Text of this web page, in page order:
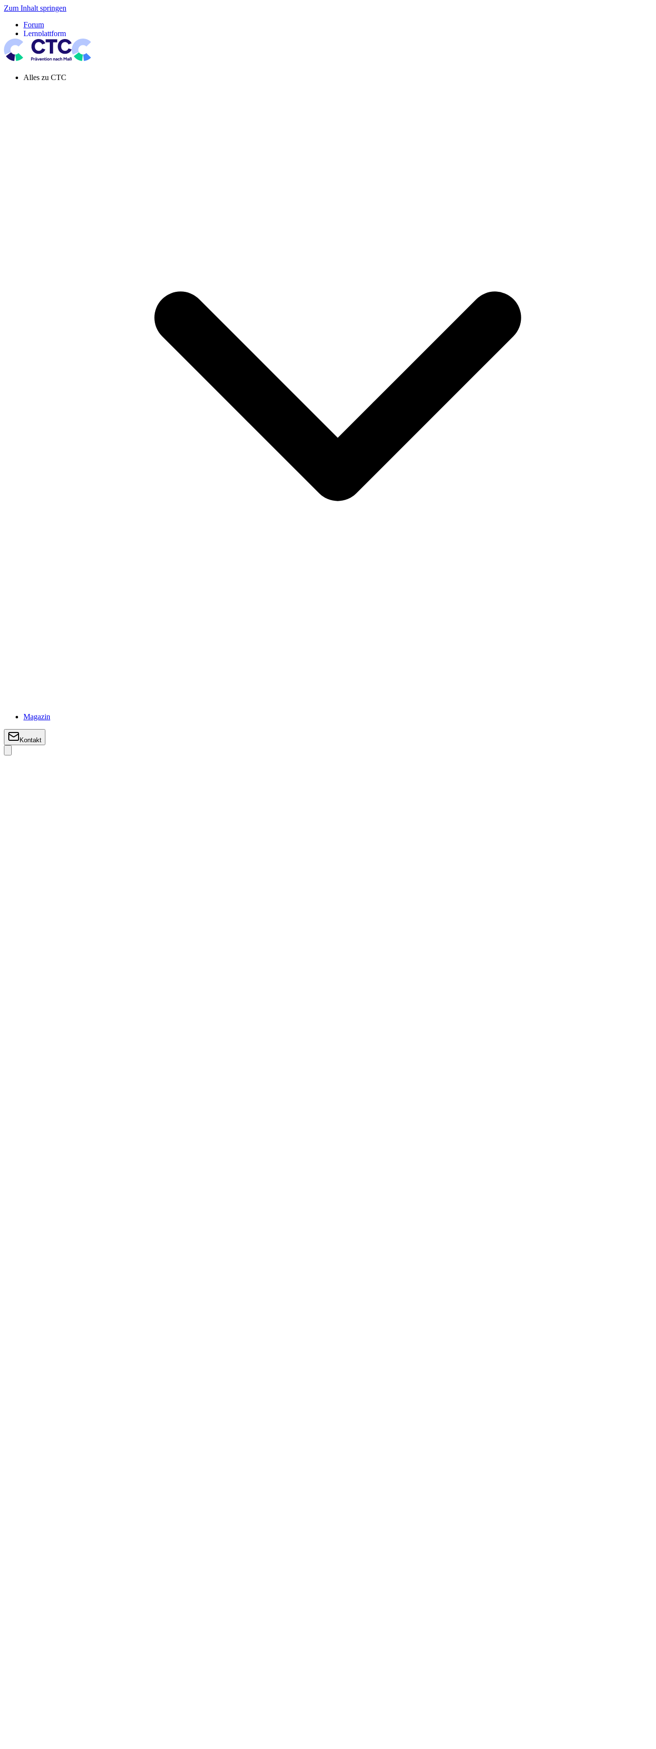
Zum Inhalt springen
Forum
Lernplattform
Pressespiegel
Newsletter
Systemeinstellung aktiv
Alles zu CTC
Magazin
Kontakt